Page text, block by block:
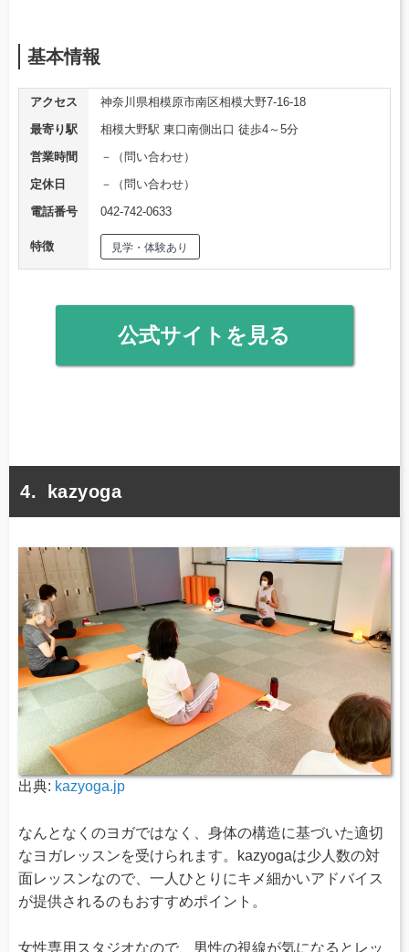
基本情報
アクセス
神奈川県相模原市南区相模大野7-16-18
最寄り駅
​相模大野駅 東口南側出口 徒歩4～5分
営業時間
－（問い合わせ）
定休日
－（問い合わせ）
電話番号
042-742-0633
特徴 見学・体験あり
公式サイトを見る
kazyoga
出典: kazyoga.jp
なんとなくのヨガではなく、身体の構造に基づいた適切
なヨガレッスンを受けられます。kazyogaは少人数の対
面レッスンなので、一人ひとりにキメ細かいアドバイス
が提供されるのもおすすめポイント。
女性専用スタジオなので、男性の視線が気になるとレッ